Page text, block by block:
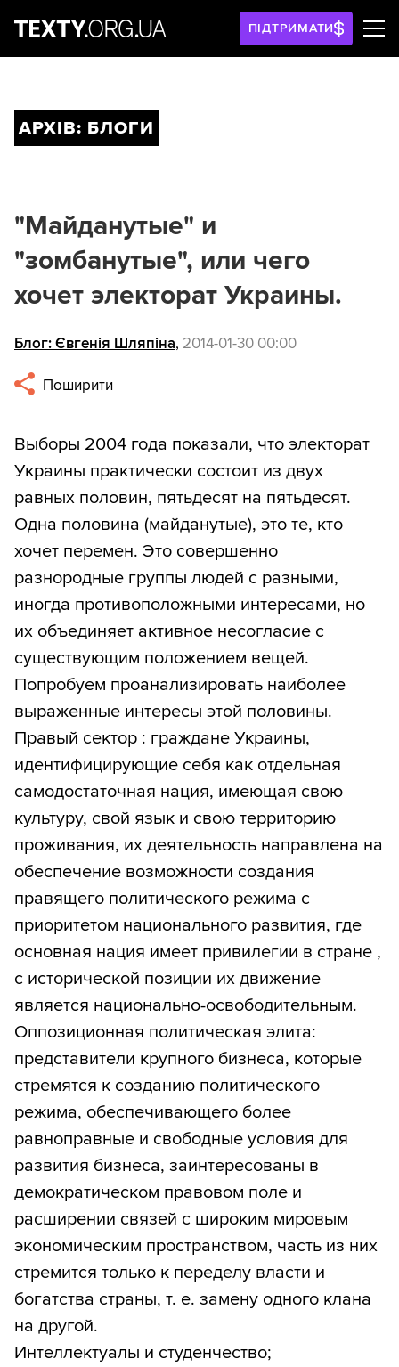
ПІДТРИМАТИ
АРХІВ: БЛОГИ
"Майданутые" и
"зомбанутые", или чего
хочет электорат Украины.
Блог: Євгенія Шляпіна, 2014-01-30 00:00
Поширити
Выборы 2004 года показали, что электорат
Украины практически состоит из двух
равных половин, пятьдесят на пятьдесят.
Одна половина (майданутые), это те, кто
хочет перемен. Это совершенно
разнородные группы людей с разными,
иногда противоположными интересами, но
их объединяет активное несогласие с
существующим положением вещей.
Попробуем проанализировать наиболее
выраженные интересы этой половины.
Правый сектор : граждане Украины,
идентифицирующие себя как отдельная
самодостаточная нация, имеющая свою
культуру, свой язык и свою территорию
проживания, их деятельность направлена на
обеспечение возможности создания
правящего политического режима с
приоритетом национального развития, где
основная нация имеет привилегии в стране ,
с исторической позиции их движение
является национально-освободительным.
Оппозиционная политическая элита:
представители крупного бизнеса, которые
стремятся к созданию политического
режима, обеспечивающего более
равноправные и свободные условия для
развития бизнеса, заинтересованы в
демократическом правовом поле и
расширении связей с широким мировым
экономическим пространством, часть из них
стремится только к переделу власти и
богатства страны, т. е. замену одного клана
на другой.
Интеллектуалы и студенчество;